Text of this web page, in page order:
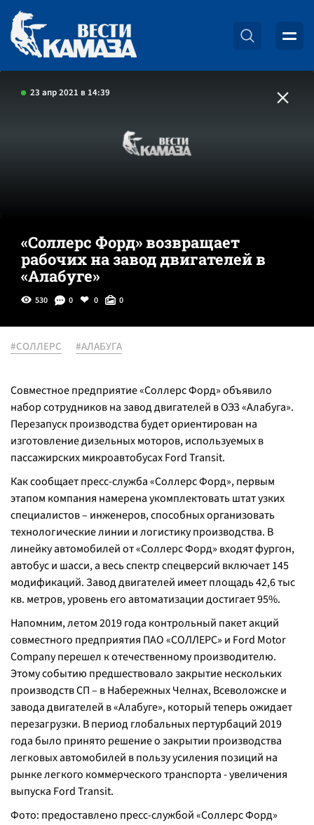
23 апр 2021 в 14:39
«Соллерс Форд» возвращает
рабочих на завод двигателей в
«Алабуге»
530 0 0 0
#СОЛЛЕРС #АЛАБУГА
Совместное предприятие «Соллерс Форд» объявило
набор сотрудников на завод двигателей в ОЭЗ «Алабуга».
Перезапуск производства будет ориентирован на
изготовление дизельных моторов, используемых в
пассажирских микроавтобусах Ford Transit.
Как сообщает пресс-служба «Соллерс Форд», первым
этапом компания намерена укомплектовать штат узких
специалистов – инженеров, способных организовать
технологические линии и логистику производства. В
линейку автомобилей от «Соллерс Форд» входят фургон,
автобус и шасси, а весь спектр спецверсий включает 145
модификаций. Завод двигателей имеет площадь 42,6 тыс
кв. метров, уровень его автоматизации достигает 95%.
Напомним, летом 2019 года контрольный пакет акций
совместного предприятия ПАО «СОЛЛЕРС» и Ford Motor
Company перешел к отечественному производителю.
Этому событию предшествовало закрытие нескольких
производств СП – в Набережных Челнах, Всеволожске и
завода двигателей в «Алабуге», который теперь ожидает
перезагрузки. В период глобальных пертурбаций 2019
года было принято решение о закрытии производства
легковых автомобилей в пользу усиления позиций на
рынке легкого коммерческого транспорта - увеличения
выпуска Ford Transit.
Фото: предоставлено пресс-службой «Соллерс Форд»